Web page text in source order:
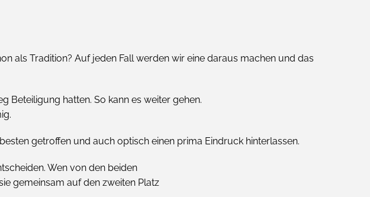
als Tradition? Auf jeden Fall werden wir eine daraus machen und das
Beteiligung hatten. So kann es weiter gehen.
getroffen und auch optisch einen prima Eindruck hinterlassen.
Wen von den beiden
gemeinsam auf den zweiten Platz